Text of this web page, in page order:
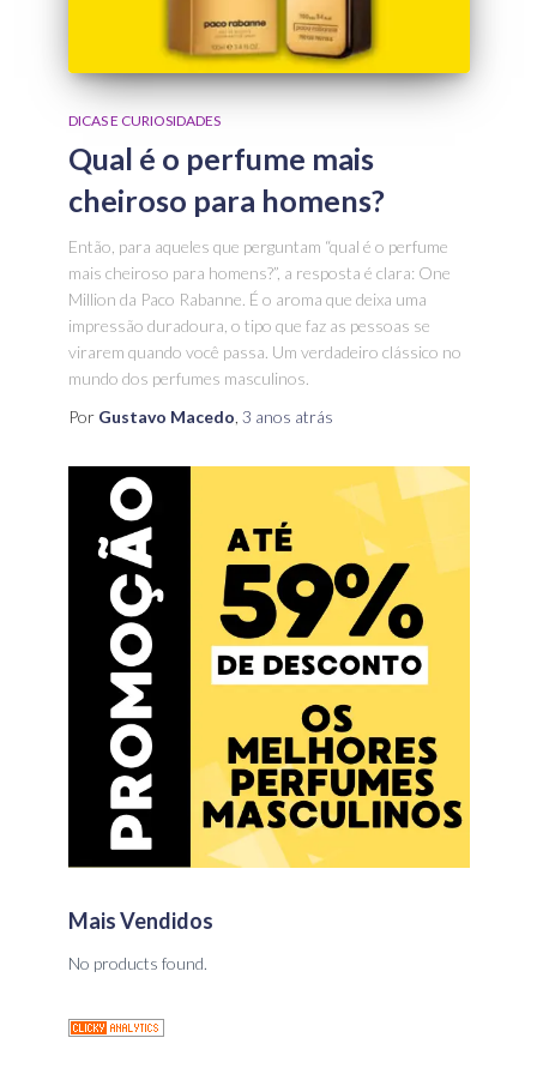
DICAS E CURIOSIDADES
Qual é o perfume mais
cheiroso para homens?
Então, para aqueles que perguntam “qual é o perfume
mais cheiroso para homens?”, a resposta é clara: One
Million da Paco Rabanne. É o aroma que deixa uma
impressão duradoura, o tipo que faz as pessoas se
virarem quando você passa. Um verdadeiro clássico no
mundo dos perfumes masculinos.
Por Gustavo Macedo 3 anos atrás
Mais Vendidos
No products found.